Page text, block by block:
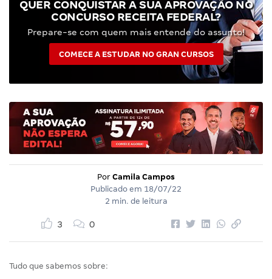
QUER CONQUISTAR A SUA APROVAÇÃO NO
CONCURSO RECEITA FEDERAL?
Prepare-se com quem mais entende do assunto!
COMECE A ESTUDAR NO GRAN CURSOS
Por Camila Campos
Publicado em 18/07/22
2 min. de leitura
3 0
Tudo que sabemos sobre: